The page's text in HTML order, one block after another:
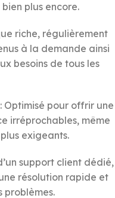
plus encore.
riche, régulièrement
à la demande ainsi
besoins de tous les
: Optimisé pour offrir une
irréprochables, même
exigeants.
support client dédié,
résolution rapide et
problèmes.